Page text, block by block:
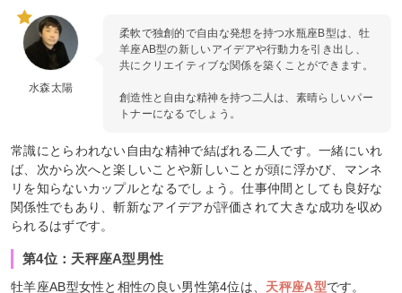
水森太陽
柔軟で独創的で自由な発想を持つ水瓶座B型は、牡
羊座AB型の新しいアイデアや行動力を引き出し、
共にクリエイティブな関係を築くことができます。
創造性と自由な精神を持つ二人は、素晴らしいパー
トナーになるでしょう。
常識にとらわれない自由な精神で結ばれる二人です。一緒にいれ
ば、次から次へと楽しいことや新しいことが頭に浮かび、マンネ
リを知らないカップルとなるでしょう。仕事仲間としても良好な
関係性でもあり、斬新なアイデアが評価されて大きな成功を収め
られるはずです。
第4位：天秤座A型男性
牡羊座AB型女性と相性の良い男性第4位は、 天秤座A型です。